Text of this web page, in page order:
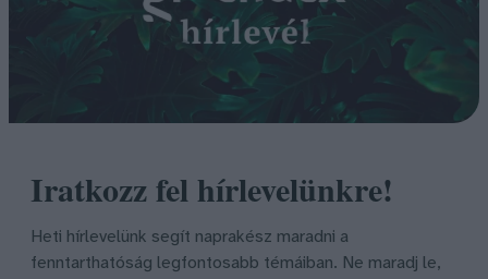
Iratkozz fel hírlevelünkre!
Heti hírlevelünk segít naprakész maradni a
fenntarthatóság legfontosabb témáiban. Ne maradj le,